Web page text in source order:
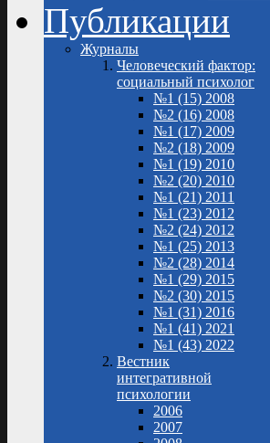
Публикации
Журналы
Человеческий фактор:
социальный психолог
№1 (15) 2008
№2 (16) 2008
№1 (17) 2009
№2 (18) 2009
№1 (19) 2010
№2 (20) 2010
№1 (21) 2011
№1 (23) 2012
№2 (24) 2012
№1 (25) 2013
№2 (28) 2014
№1 (29) 2015
№2 (30) 2015
№1 (31) 2016
№1 (41) 2021
№1 (43) 2022
Вестник
интегративной
психологии
2006
2007